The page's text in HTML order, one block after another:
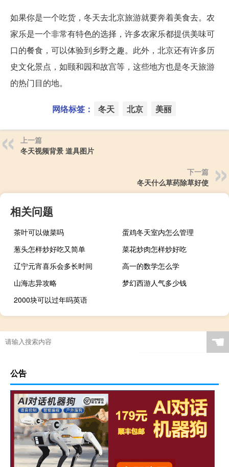
如果你是一个吃货，冬天去北京旅游就要奔着美食去。农
家乐是一个非常有特色的选择，许多农家乐都提供美味可
口的餐食，可以体验到乡野之趣。此外，北京还有许多历
史文化景点，如颐和园和故宫等，这些地方也是冬天旅游
的热门目的地。
网络标签： 冬天 北京 美丽
上一篇
冬天视频背景 道具图片
下一篇
冬天什么草药除草好使
相关问题
茶叶可以做菜吗
蛋鸡冬天室内怎么管理
葱头怎样炒好吃又简单
菜花炒肉怎样炒好吃
辽宁元宵喜乐会多长时间
高一的数学怎么学
山海志异攻略
梦幻西游人气多少钱
2000块可以过年吗英语
☚
公告